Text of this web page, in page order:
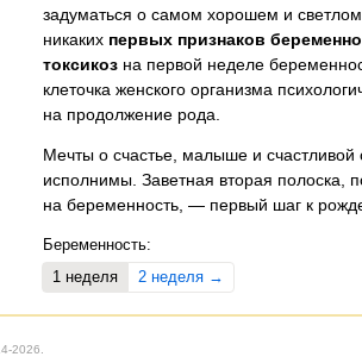
задуматься о самом хорошем и
никаких первых признаков
токсикоз на первой неделе
клеточка женского организма
на продолжение рода.
Мечты о счастье, малыше и
исполнимы. Заветная вторая полоска,
на беременность, — первый шаг к
Беременность:
1 неделя
2 неделя →
2026.